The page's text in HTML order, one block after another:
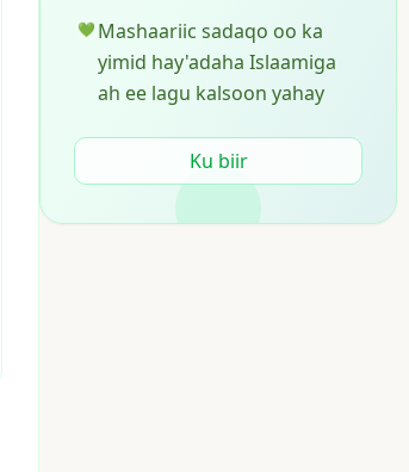
💚 Mashaariic sadaqo oo ka
yimid hay'adaha Islaamiga
ah ee lagu kalsoon yahay
Ku biir